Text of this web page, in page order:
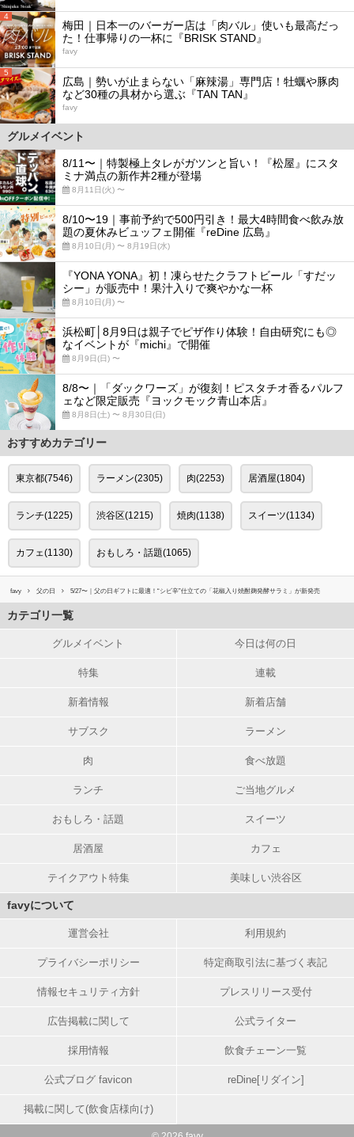
4
梅田｜日本一のバーガー店は「肉バル」使いも最高だっ
た！仕事帰りの一杯に『BRISK STAND』
favy
5
広島｜勢いが止まらない「麻辣湯」専門店！牡蠣や豚肉
など30種の具材から選ぶ『TAN TAN』
favy
グルメイベント
8/11〜｜特製極上タレがガツンと旨い！『松屋』にスタ
ミナ満点の新作丼2種が登場
8月11日(火) 〜
8/10〜19｜事前予約で500円引き！最大4時間食べ飲み放
題の夏休みビュッフェ開催『reDine 広島』
8月10日(月) 〜 8月19日(水)
『YONA YONA』初！凍らせたクラフトビール「すだッ
シー」が販売中！果汁入りで爽やかな一杯
8月10日(月) 〜
浜松町│8月9日は親子でピザ作り体験！自由研究にも◎
なイベントが『michi』で開催
8月9日(日) 〜
8/8〜｜「ダックワーズ」が復刻！ピスタチオ香るパルフ
ェなど限定販売『ヨックモック青山本店』
8月8日(土) 〜 8月30日(日)
おすすめカテゴリー
東京都(7546) ラーメン(2305) 肉(2253) 居酒屋(1804)
ランチ(1225) 渋谷区(1215) 焼肉(1138) スイーツ(1134)
カフェ(1130) おもしろ・話題(1065)
favy 父の日 5/27〜｜父の日ギフトに最適！“シビ辛”仕立ての「花椒入り焼酎麹発酵サラミ」が新発売
カテゴリ一覧
グルメイベント 今日は何の日
特集 連載
新着情報 新着店舗
サブスク ラーメン
肉 食べ放題
ランチ ご当地グルメ
おもしろ・話題 スイーツ
居酒屋 カフェ
テイクアウト特集 美味しい渋谷区
favyについて
運営会社 利用規約
プライバシーポリシー 特定商取引法に基づく表記
情報セキュリティ方針 プレスリリース受付
広告掲載に関して 公式ライター
採用情報 飲食チェーン一覧
公式ブログ favicon reDine[リダイン]
掲載に関して(飲食店様向け)